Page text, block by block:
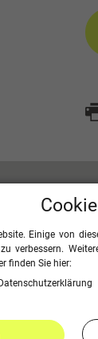
Einige von
verbessern.
finden Sie hier:
Daten­schutz­erklärung